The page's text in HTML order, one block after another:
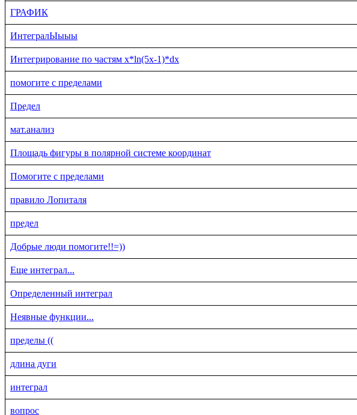
ГРАФИК
ИнтегралЫыыы
Интегрирование по частям x*ln(5x-1)*dx
помогите с пределами
Предел
мат.анализ
Площадь фигуры в полярной системе координат
Помогите с пределами
правило Лопиталя
предел
Добрые люди помогите!!=))
Еще интеграл...
Определенный интеграл
Неявные функции...
пределы ((
длина дуги
интеграл
вопрос